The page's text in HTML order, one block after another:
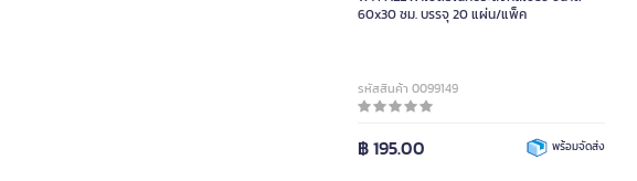
60x30 ซม. บรรจุ 20 แผ่น/แพ็ค
รหัสสินค้า 0099149
฿ 195.00 พร้อมจัดส่ง